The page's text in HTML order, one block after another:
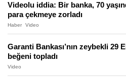
Videolu iddia: Bir banka, 70
para çekmeye zorladı
Haber Video
Garanti Bankası’nın zeybekli 29
beğeni topladı
Video